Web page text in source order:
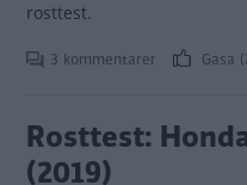
rosttest.
3 kommentarer Gasa
Rosttest:
(2019)